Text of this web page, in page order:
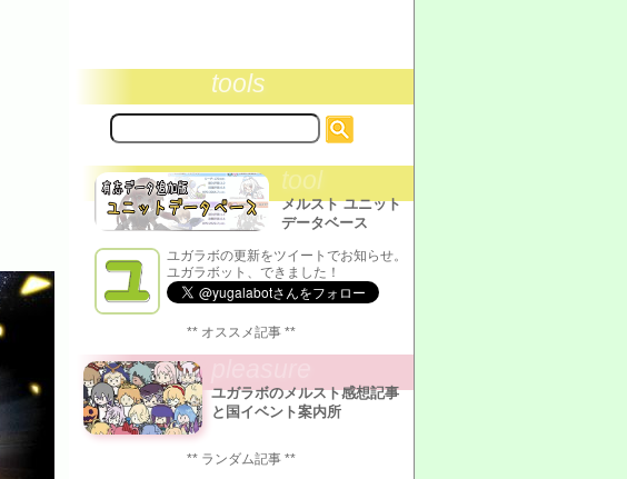
tools
サ
イ
内
検
索:
tool
メルスト ユニット
データベース
ユガラボの更新をツイートでお知らせ。
ユガラボット、できました！
** オススメ記事 **
ユガラボのメルスト感想記事
と国イベント案内所
** ランダム記事 **